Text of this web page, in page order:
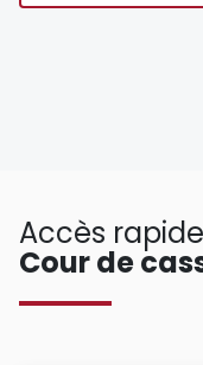
Accès
Cour de